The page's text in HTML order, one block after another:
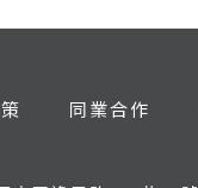
同業合作